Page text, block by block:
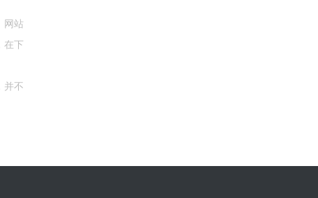
网站
在下
并不